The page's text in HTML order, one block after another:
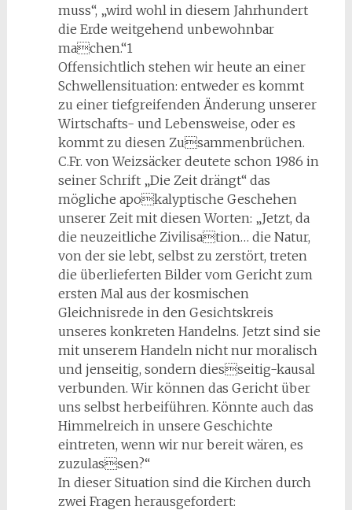
muss“, „wird wohl in diesem Jahrhundert
die Erde weitgehend unbewohnbar
machen.“1
Offensichtlich stehen wir heute an einer
Schwellensituation: entweder es kommt
zu einer tiefgreifenden Änderung unserer
Wirtschafts- und Lebensweise, oder es
kommt zu diesen Zusammenbrüchen.
C.Fr. von Weizsäcker deutete schon 1986 in
seiner Schrift „Die Zeit drängt“ das
mögliche apokalyptische Geschehen
unserer Zeit mit diesen Worten: „Jetzt, da
die neuzeitliche Zivilisation… die Natur,
von der sie lebt, selbst zu zerstört, treten
die überlieferten Bilder vom Gericht zum
ersten Mal aus der kosmischen
Gleichnisrede in den Gesichtskreis
unseres konkreten Handelns. Jetzt sind sie
mit unserem Handeln nicht nur moralisch
und jenseitig, sondern diesseitig-kausal
verbunden. Wir können das Gericht über
uns selbst herbeiführen. Könnte auch das
Himmelreich in unsere Geschichte
eintreten, wenn wir nur bereit wären, es
zuzulassen?“
In dieser Situation sind die Kirchen durch
zwei Fragen herausgefordert: